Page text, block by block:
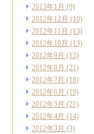
2013年1月 (9)
2012年12月 (10)
2012年11月 (13)
2012年10月 (13)
2012年9月 (13)
2012年8月 (21)
2012年7月 (18)
2012年6月 (19)
2012年5月 (21)
2012年4月 (14)
2012年3月 (3)